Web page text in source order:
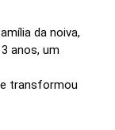
da noiva,
anos, um
transformou